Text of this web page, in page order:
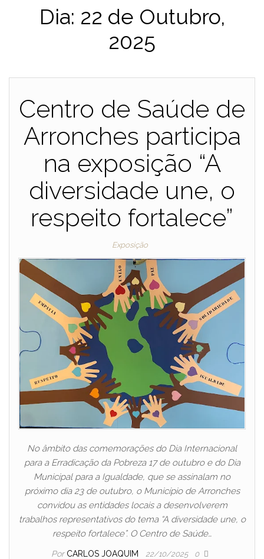
Dia: 22 de Outubro,
2025
Centro de Saúde de
Arronches participa
na exposição “A
diversidade une, o
respeito fortalece”
Exposição
No âmbito das comemorações do Dia Internacional
para a Erradicação da Pobreza 17 de outubro e do Dia
Municipal para a Igualdade, que se assinalam no
próximo dia 23 de outubro, o Município de Arronches
convidou as entidades locais a desenvolverem
trabalhos representativos do tema “A diversidade une, o
respeito fortalece”. O Centro de Saúde…
Por CARLOS JOAQUIM 22/10/2025 0